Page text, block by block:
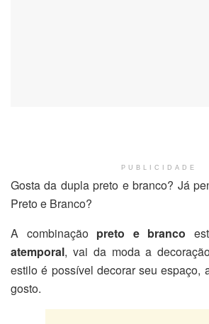
PUBLICIDADE
Gosta da dupla preto e branco? Já
Preto e Branco?
A combinação preto e branco
atemporal, vai da moda a
estilo é possível decorar seu espaço,
gosto.